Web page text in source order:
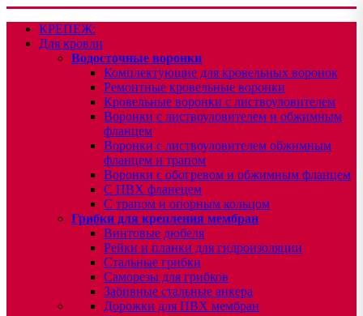
КРЕПЕЖ:
Для кровли
Водосточные воронки
Комплектующие для кровельных воронок
Ремонтные кровельные воронки
Кровельные воронки с листвоуловителем
Воронки с листвоуловителем и обжимным
фланцем
Воронки с листвоуловителем обжимным
фланцем и трапом
Воронки с обогревом и обжимным фланцем
С ПВХ фланецем
С трапом и опорным кольцом
Грибки для крепления мембран
Винтовые дюбеля
Рейки и планки для гидроизоляции
Стальные грибки
Саморезы для грибков
Забивные стальные анкера
Дорожки для ПВХ мембран